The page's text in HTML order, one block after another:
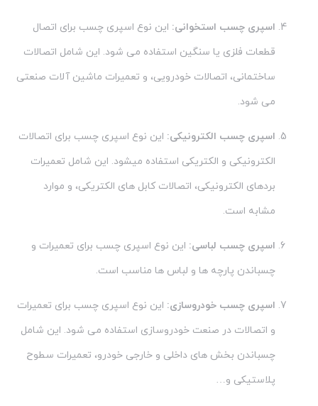
اسپری چسب استخوانی: این نوع اسپری چسب برای اتصال
قطعات فلزی یا سنگین استفاده می شود. این شامل اتصالات
ساختمانی، اتصالات خودرویی، و تعمیرات ماشین آلات صنعتی
می شود.
اسپری چسب الکترونیکی: این نوع اسپری چسب برای اتصالات
الکترونیکی و الکتریکی استفاده میشود. این شامل تعمیرات
برد‌های الکترونیکی، اتصالات کابل های الکتریکی، و موارد
مشابه است.
اسپری چسب لباسی: این نوع اسپری چسب برای تعمیرات و
چسباندن پارچه ها و لباس ها مناسب است.
اسپری چسب خودروسازی: این نوع اسپری چسب برای تعمیرات
و اتصالات در صنعت خودروسازی استفاده می شود. این شامل
چسباندن بخش های داخلی و خارجی خودرو، تعمیرات سطوح
پلاستیکی و…